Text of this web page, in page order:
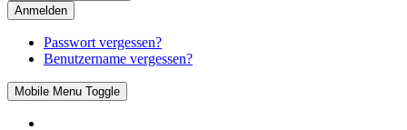
Anmelden
Passwort vergessen?
Benutzername vergessen?
Mobile Menu Toggle